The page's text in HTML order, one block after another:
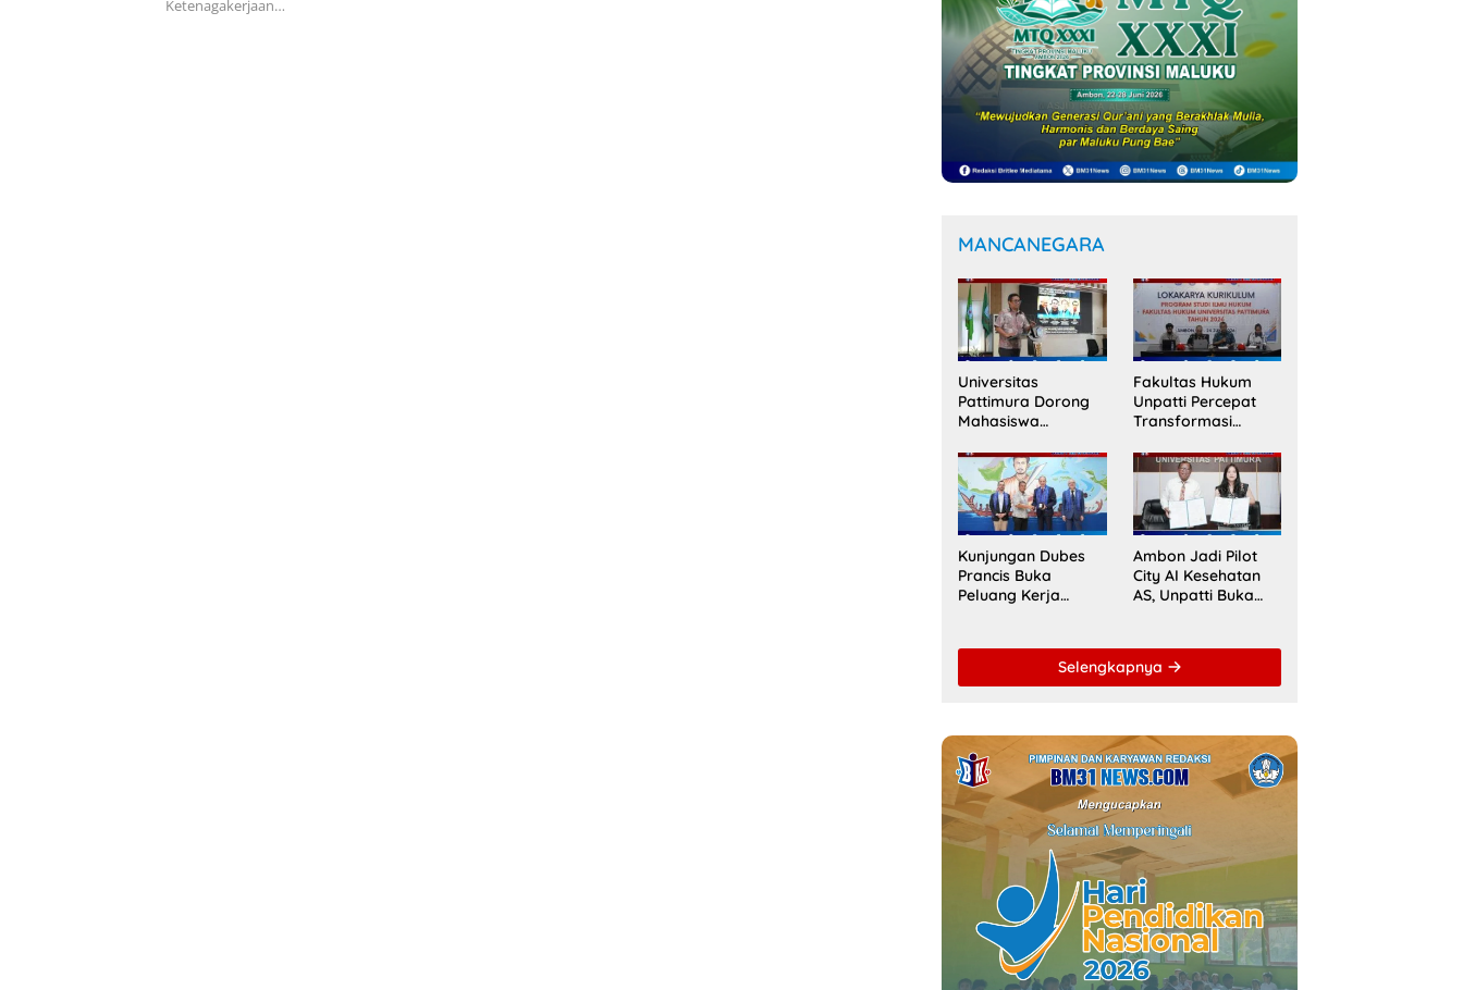
Ketenagakerjaan…
MANCANEGARA
Universitas
Pattimura Dorong
Mahasiswa
Akademik Global
Lewat Kolaborasi
Diaspora Indonesia
Fakultas Hukum
Unpatti Percepat
Transformasi
Berstandar
Internasional untuk
Raih Akreditasi
ACQUIN
Kunjungan Dubes
Prancis Buka
Peluang Kerja
Pendidikan dan
Ambon Jadi Pilot
City AI Kesehatan
AS, Unpatti Buka
Indonesia Timur
Selengkapnya